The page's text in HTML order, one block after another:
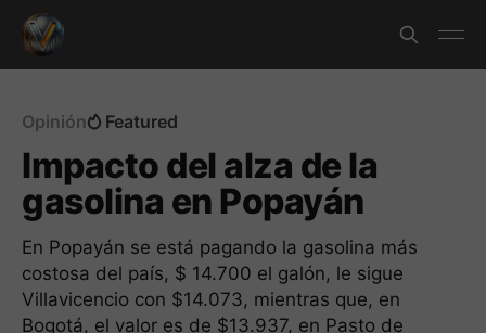
Opinión Featured
Impacto del alza de la
gasolina en Popayán
En Popayán se está pagando la gasolina más
costosa del país, $ 14.700 el galón, le sigue
Villavicencio con $14.073, mientras que, en
Bogotá, el valor es de $13.937, en Pasto de